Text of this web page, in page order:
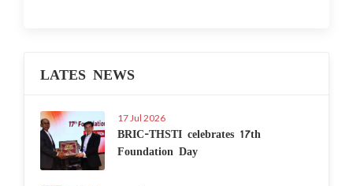
LATES NEWS
17 Jul 2026
BRIC-THSTI celebrates 17th
Foundation Day